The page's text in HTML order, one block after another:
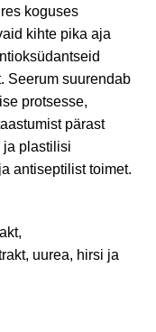
koguses
kihte pika aja
Seerum suurendab
protsesse,
pärast
ja plastilisi
antiseptilist toimet.
uurea, hirsi ja